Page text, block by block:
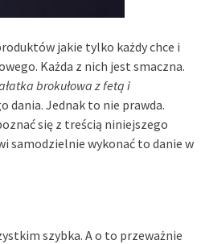
jakie tylko każdy chce i
Każda z nich jest smaczna.
brokułowa z fetą i
dania. Jednak to nie prawda.
się z treścią niniejszego
samodzielnie wykonać to danie w
szybka. A o to przeważnie